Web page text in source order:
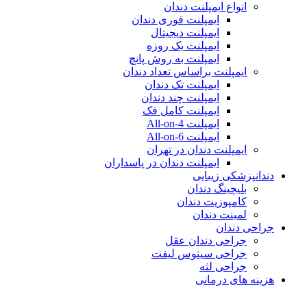
انواع ایمپلنت دندان
ایمپلنت فوری دندان
ایمپلنت دیجیتال
ایمپلنت یک روزه
ایمپلنت به روش پانچ
ایمپلنت براساس تعداد دندان
ایمپلنت تک دندان
ایمپلنت چند دندان
ایمپلنت کامل فک
ایمپلنت All-on-4
ایمپلنت All-on-6
ایمپلنت دندان در تهران
ایمپلنت دندان در پاسداران
دندانپزشکی زیبایی
بلیچینگ دندان
کامپوزیت دندان
لمینت دندان
جراحی دندان
جراحی دندان عقل
جراحی سینوس لیفت
جراحی لثه
هزینه های درمانی